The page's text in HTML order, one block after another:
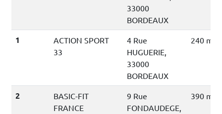
33000
BORDEAUX
1
ACTION SPORT
33
4 Rue
HUGUERIE,
33000
BORDEAUX
240
2
BASIC-FIT
FRANCE
9 Rue
FONDAUDEGE,
390